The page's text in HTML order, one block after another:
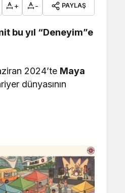
+ - PAYLAŞ
bu yıl “Deneyim”e
2024’te Maya
dünyasının